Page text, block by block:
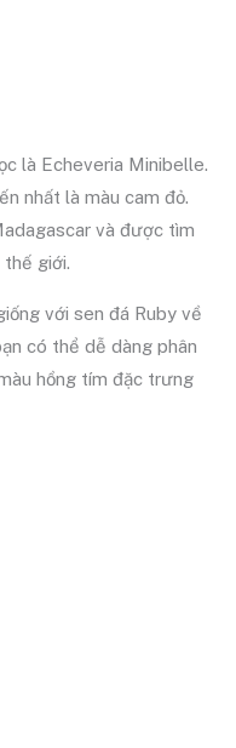
là Echeveria Minibelle.
nhất là màu cam đỏ.
và được tìm
giới.
với sen đá Ruby về
có thể dễ dàng phân
hồng tím đặc trưng